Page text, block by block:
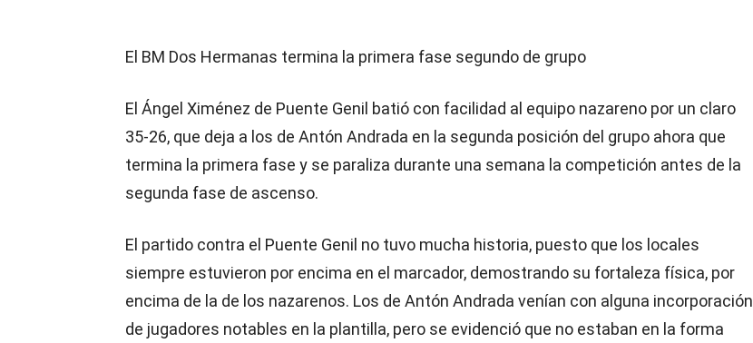
El BM Dos Hermanas termina la primera fase segundo de grupo
El Ángel Ximénez de Puente Genil batió con facilidad al equipo nazareno por un claro
35-26, que deja a los de Antón Andrada en la segunda posición del grupo ahora que
termina la primera fase y se paraliza durante una semana la competición antes de la
segunda fase de ascenso.
El partido contra el Puente Genil no tuvo mucha historia, puesto que los locales
siempre estuvieron por encima en el marcador, demostrando su fortaleza física, por
encima de la de los nazarenos. Los de Antón Andrada venían con alguna incorporación
de jugadores notables en la plantilla, pero se evidenció que no estaban en la forma